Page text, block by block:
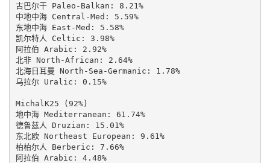
古巴尔干 Paleo-Balkan: 8.21%
中地中海 Central-Med: 5.59%
东地中海 East-Med: 5.58%
凯尔特人 Celtic: 3.98%
阿拉伯 Arabic: 2.92%
北非 North-African: 2.64%
北海日耳曼 North-Sea-Germanic: 1.78%
乌拉尔 Uralic: 0.15%
MichalK25 (92%)
地中海 Mediterranean: 61.74%
德鲁兹人 Druzian: 15.01%
东北欧 Northeast European: 9.61%
柏柏尔人 Berberic: 7.66%
阿拉伯 Arabic: 4.48%